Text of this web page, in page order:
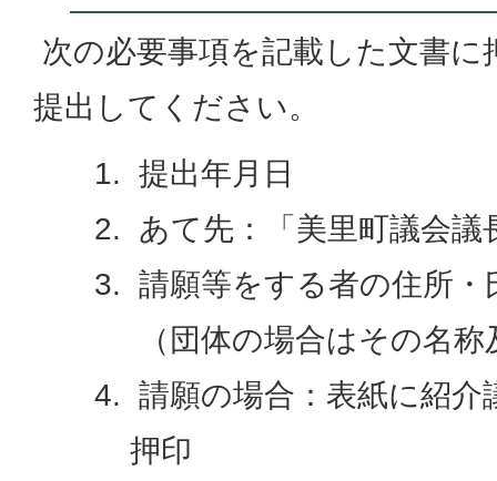
次の必要事項を記載した文書に
提出してください。
提出年月日
あて先：「美里町議会議
請願等をする者の住所・
（団体の場合はその名
請願の場合：表紙に紹介
押印